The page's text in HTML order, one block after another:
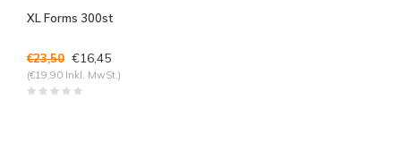
XL Forms 300st
€23,50 €16,45
(€19,90 Inkl. MwSt.)